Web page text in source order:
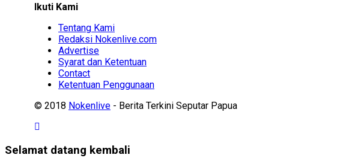
Ikuti Kami
Tentang Kami
Redaksi Nokenlive.com
Advertise
Syarat dan Ketentuan
Contact
Ketentuan Penggunaan
© 2018 Nokenlive - Berita Terkini Seputar Papua
Selamat datang kembali